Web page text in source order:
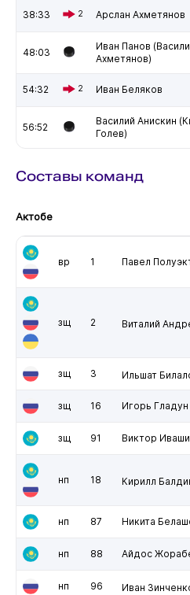
38:33 2 Арслан Ахметянов
48:03
Иван Панов
Ахметянов)
54:32 2 Иван Беляков
56:52
Василий Анискин
Голев)
Составы команд
Актобе
вр 1 Павел
зщ 2 Виталий
зщ 3 Ильшат
зщ 16 Игорь Гладун
зщ 91 Виктор
нп 18 Кирилл
нп 87 Никита
нп 88 Айдос
нп 96 Иван